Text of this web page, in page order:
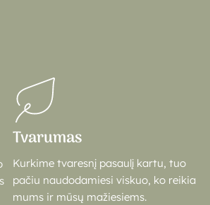
Tvarumas
Kurkime tvaresnį pasaulį kartu, tuo
pačiu naudodamiesi viskuo, ko reikia
mums ir mūsų mažiesiems.